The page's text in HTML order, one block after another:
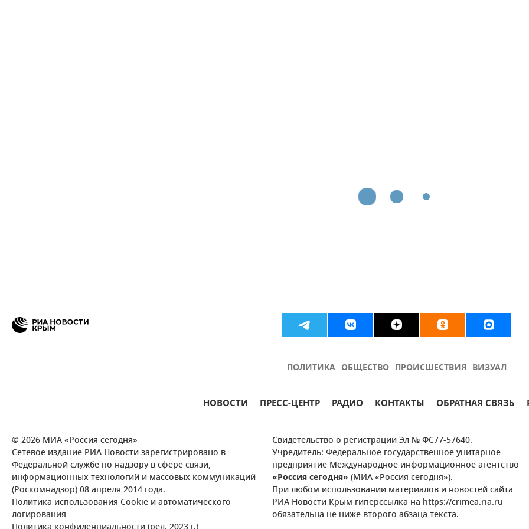
ПОЛИТИКА ОБЩЕСТВО ПРОИСШЕСТВИЯ ВИЗУАЛ
НОВОСТИ ПРЕСС-ЦЕНТР РАДИО КОНТАКТЫ ОБРАТНАЯ СВЯЗЬ
© 2026 МИА «Россия сегодня»
Сетевое издание РИА Новости зарегистрировано в
Федеральной службе по надзору в сфере связи,
информационных технологий и массовых коммуникаций
(Роскомнадзор) 08 апреля 2014 года.
Политика использования Cookie и автоматического
логирования
Свидетельство о регистрации Эл № ФС77-57640.
Учредитель: Федеральное государственное унитарное
предприятие Международное информационное агентство
«Россия сегодня» (МИА «Россия сегодня»).
При любом использовании материалов и новостей сайта
РИА Новости Крым гиперссылка на https://crimea.ria.ru
обязательна не ниже второго абзаца текста.